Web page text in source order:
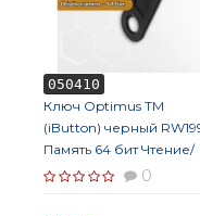
050410
Ключ Optimus ТМ
(iButton) черный
Память 64 бит Чтение/
запись
0